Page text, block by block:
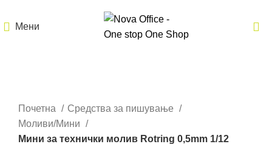
Мени
Почетна
Средства за пишување
Моливи/Мини
Мини за технички молив Rotring 0,5mm 1/12